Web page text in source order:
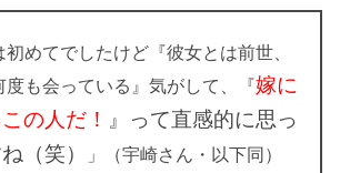
めてでしたけど『彼女とは前世、
度も会っている』気がして、『嫁に
の人だ！
』って直感的に思っ
（笑）
」（宇崎さん・以下同）